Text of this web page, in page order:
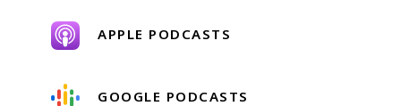
APPLE PODCASTS
GOOGLE PODCASTS